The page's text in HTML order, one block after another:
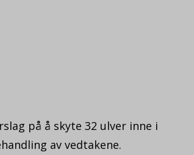
på å skyte 32 ulver inne i
av vedtakene.